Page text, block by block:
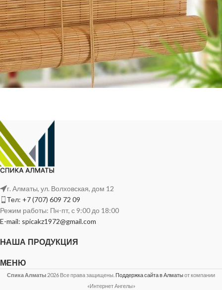
г. Алматы, ул. Волховская, дом 12
Тел: +7 (707) 609 72 09
Режим работы: Пн-пт, с 9:00 до 18:00
E-mail: spicakz1972@gmail.com
НАША ПРОДУКЦИЯ
МЕНЮ
Спика Алматы 2026 Все права защищены. Поддержка сайта в Алматыот компании
«Интернет Ангелы»